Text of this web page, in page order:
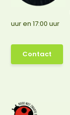
uur en 17:00 uur
Contact